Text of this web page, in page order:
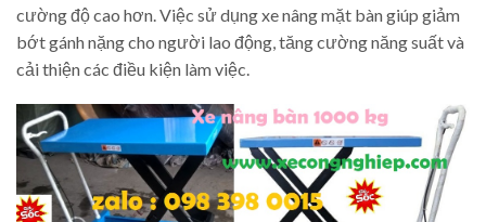
cường độ cao hơn. Việc sử dụng xe nâng mặt bàn giúp giảm
bớt gánh nặng cho người lao động, tăng cường năng suất và
cải thiện các điều kiện làm việc.